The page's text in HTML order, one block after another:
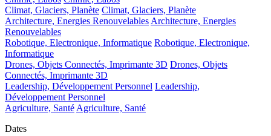
Climat, Glaciers, Planète Climat, Glaciers, Planète
Architecture, Energies RenouvelablesArchitecture, Energies
Renouvelables
Robotique, Electronique, Informatique Robotique, Electronique,
Informatique
Drones, Objets Connectés, Imprimante 3D Drones, Objets
Connectés, Imprimante 3D
Leadership, Développement Personnel Leadership,
Développement Personnel
Agriculture, SantéAgriculture, Santé
Dates